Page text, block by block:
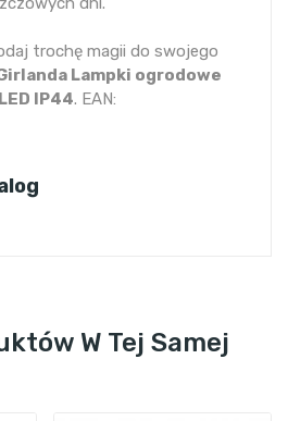
trochę magii do swojego
Lampki ogrodowe
IP44. EAN:
W Tej Samej